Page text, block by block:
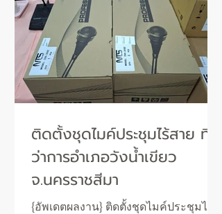
ติดตั้งชุดไมค์ประชุมไร้สาย ที่
ว่าการอำเภอวังน้ำเขียว
จ.นครราชสีมา
{อัพเดตผลงาน} ติดตั้งชุดไมค์ประชุมไร้